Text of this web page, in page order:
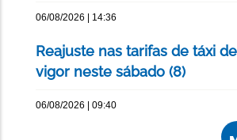
06/08/2026 | 14:36
Reajuste nas tarifas de táxi
vigor neste sábado (8)
06/08/2026 | 09:40